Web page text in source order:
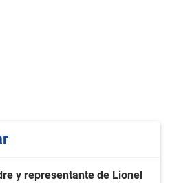
y representante de Lionel